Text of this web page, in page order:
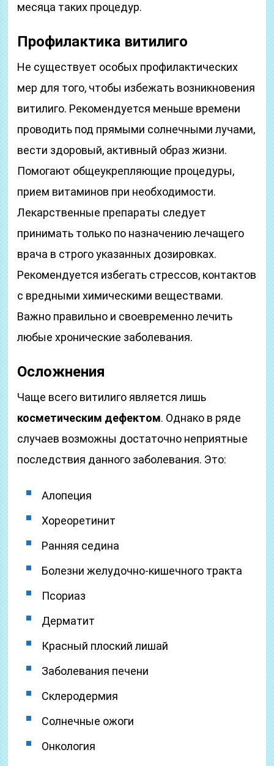
месяца таких процедур.
Профилактика витилиго
Не существует особых профилактических
мер для того, чтобы избежать возникновения
витилиго. Рекомендуется меньше времени
проводить под прямыми солнечными лучами,
вести здоровый, активный образ жизни.
Помогают общеукрепляющие процедуры,
прием витаминов при необходимости.
Лекарственные препараты следует
принимать только по назначению лечащего
врача в строго указанных дозировках.
Рекомендуется избегать стрессов, контактов
с вредными химическими веществами.
Важно правильно и своевременно лечить
любые хронические заболевания.
Осложнения
Чаще всего витилиго является лишь
косметическим дефектом. Однако в ряде
случаев возможны достаточно неприятные
последствия данного заболевания. Это:
Алопеция
Хореоретинит
Ранняя седина
Болезни желудочно-кишечного тракта
Псориаз
Дерматит
Красный плоский лишай
Заболевания печени
Склеродермия
Солнечные ожоги
Онкология